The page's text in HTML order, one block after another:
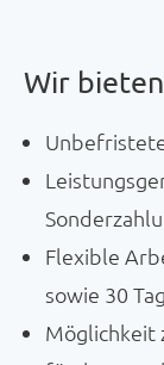
Wir bieten
Flexible
sowie 30
Möglichkeit